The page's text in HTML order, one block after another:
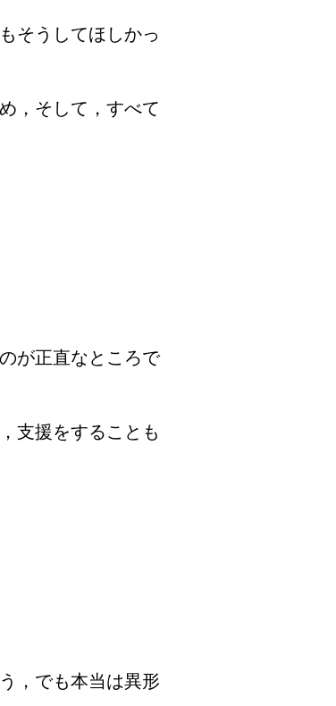
そうしてほしかっ
，そして，すべて
が正直なところで
支援をすることも
，でも本当は異形